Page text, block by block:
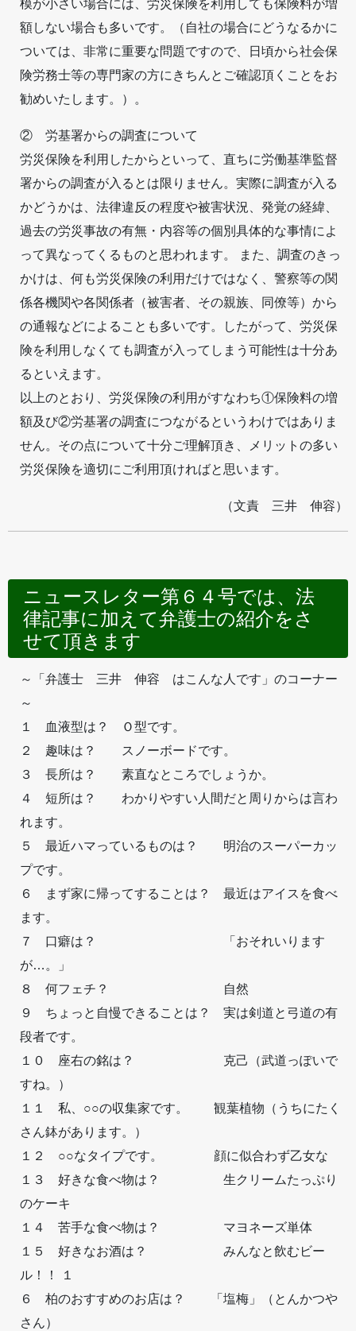
模が小さい場合には、労災保険を利用しても保険料が増
額しない場合も多いです。（自社の場合にどうなるかに
ついては、非常に重要な問題ですので、日頃から社会保
険労務士等の専門家の方にきちんとご確認頂くことをお
勧めいたします。）。
② 労基署からの調査について
労災保険を利用したからといって、直ちに労働基準監督
署からの調査が入るとは限りません。実際に調査が入る
かどうかは、法律違反の程度や被害状況、発覚の経緯、
過去の労災事故の有無・内容等の個別具体的な事情によ
って異なってくるものと思われます。 また、調査のきっ
かけは、何も労災保険の利用だけではなく、警察等の関
係各機関や各関係者（被害者、その親族、同僚等）から
の通報などによることも多いです。したがって、労災保
険を利用しなくても調査が入ってしまう可能性は十分あ
るといえます。
以上のとおり、労災保険の利用がすなわち①保険料の増
額及び②労基署の調査につながるというわけではありま
せん。その点について十分ご理解頂き、メリットの多い
労災保険を適切にご利用頂ければと思います。
（文責 三井 伸容）
ニュースレター第６４号では、法
律記事に加えて弁護士の紹介をさ
せて頂きます
～「弁護士 三井 伸容 はこんな人です」のコーナー
～
１ 血液型は？ Ｏ型です。
２ 趣味は？ スノーボードです。
３ 長所は？ 素直なところでしょうか。
４ 短所は？ わかりやすい人間だと周りからは言わ
れます。
５ 最近ハマっているものは？ 明治のスーパーカッ
プです。
６ まず家に帰ってすることは？ 最近はアイスを食べ
ます。
７ 口癖は？ 「おそれいります
が…。」
８ 何フェチ？ 自然
９ ちょっと自慢できることは？ 実は剣道と弓道の有
段者です。
１０ 座右の銘は？ 克己（武道っぽいで
すね。）
１１ 私、○○の収集家です。 観葉植物（うちにたく
さん鉢があります。）
１２ ○○なタイプです。 顔に似合わず乙女な
１３ 好きな食べ物は？ 生クリームたっぷり
のケーキ
１４ 苦手な食べ物は？ マヨネーズ単体
１５ 好きなお酒は？ みんなと飲むビー
ル！！ １
６ 柏のおすすめのお店は？ 「塩梅」（とんかつや
さん）